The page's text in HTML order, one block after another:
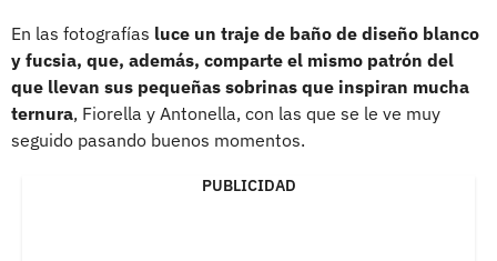
En las fotografías luce un traje de baño de diseño blanco
y fucsia, que, además, comparte el mismo patrón del
que llevan sus pequeñas sobrinas que inspiran mucha
ternura, Fiorella y Antonella, con las que se le ve muy
seguido pasando buenos momentos.
PUBLICIDAD